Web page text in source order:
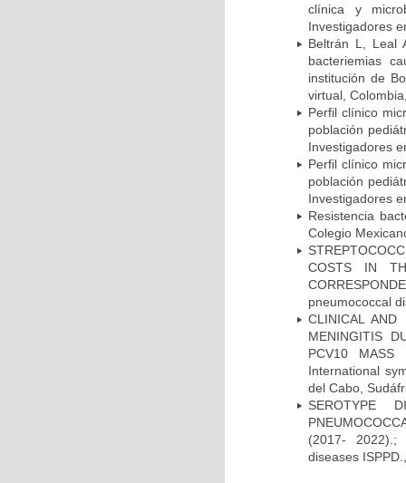
clínica y
Investigadores
Beltrán L, Leal
bacteriemias
institución de
virtual,
Perfil clínico
población
Investigadores
Perfil clínico
población
Investigadores
Resistencia
Colegio
COSTS IN
pneumococcal
CLINICAL AND
MENINGITIS
PCV10 MASS
International
del Cabo,
SEROTYPE
(2017- 2022).;
diseases